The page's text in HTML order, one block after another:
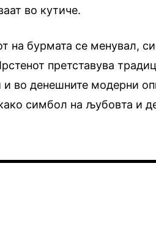
во кутиче.
на бурмата се менувал,
претставува
и во денешните модерни
симбол на љубовта и